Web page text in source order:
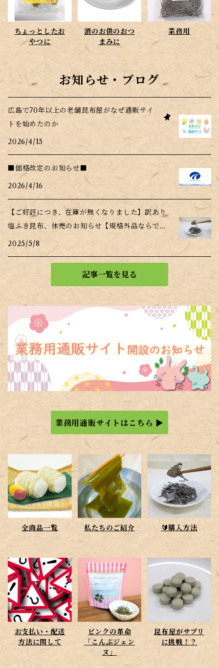
ちょっとしたお
やつに
酒のお供のおつ
まみに
業務用
お知らせ・ブログ
広島で70年以上の老舗昆布屋がなぜ通販サイ
トを始めたのか
2026/4/15
■価格改定のお知らせ■
2026/4/16
【ご好評につき、在庫が無くなりました】訳あり
塩ふき昆布、休売のお知らせ【規格外品ならでは
の事情】
2025/5/8
記事一覧を見る
業務用通販サイトはこちら ▶
全商品一覧 私たちのご紹介 🔰購入方法
お支払い・配送
方法に関して
ピンクの革命
「こんぶジェン
ヌ」
昆布屋がサプリ
に挑戦！？